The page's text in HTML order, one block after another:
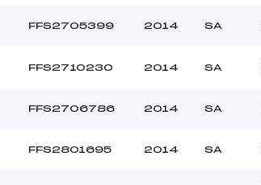
FFS2705399 2014 SA
FFS2710230 2014 SA
FFS2706786 2014 SA
FFS2801695 2014 SA